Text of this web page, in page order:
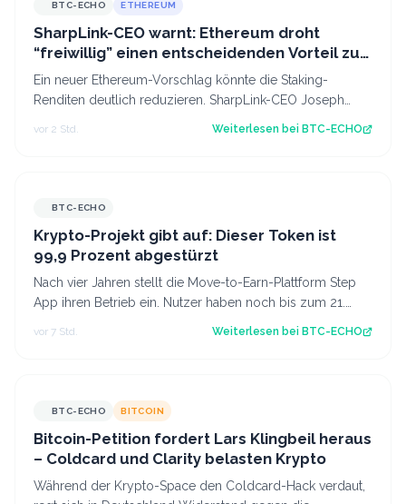
BTC-ECHO ETHEREUM
SharpLink-CEO warnt: Ethereum droht
“freiwillig” einen entscheidenden Vorteil zu
verlieren
Ein neuer Ethereum-Vorschlag könnte die Staking-
Renditen deutlich reduzieren. SharpLink-CEO Joseph
vor 2 Std. Weiterlesen bei BTC-ECHO
BTC-ECHO
Krypto-Projekt gibt auf: Dieser Token ist
99,9 Prozent abgestürzt
Nach vier Jahren stellt die Move-to-Earn-Plattform Step
App ihren Betrieb ein. Nutzer haben noch bis zum 21.
vor 7 Std. Weiterlesen bei BTC-ECHO
BTC-ECHO BITCOIN
Bitcoin-Petition fordert Lars Klingbeil heraus
– Coldcard und Clarity belasten Krypto
Während der Krypto-Space den Coldcard-Hack verdaut,